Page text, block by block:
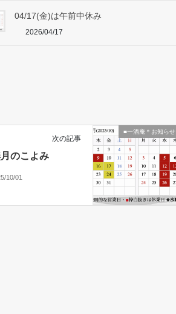
04/17(金)は午前中休み
2026/04/17
■一酒庵＊お知らせ
次の記事
のこよみ
10/01